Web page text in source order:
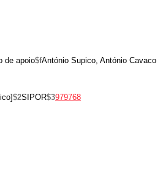
de apoio$fAntónio Supico, António Cavaco
$2SIPOR$3979768